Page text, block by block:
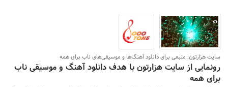
سایت هزارتون: منبعی برای دانلود آهنگ‌ها و موسیقی‌های ناب برای همه
رونمایی از سایت هزارتون با هدف دانلود آهنگ و موسیقی ناب
برای همه